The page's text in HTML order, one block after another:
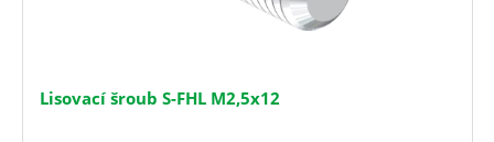
Lisovací šroub S-FHL M2,5x12